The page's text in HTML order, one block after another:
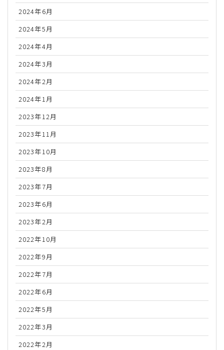
2024年6月
2024年5月
2024年4月
2024年3月
2024年2月
2024年1月
2023年12月
2023年11月
2023年10月
2023年8月
2023年7月
2023年6月
2023年2月
2022年10月
2022年9月
2022年7月
2022年6月
2022年5月
2022年3月
2022年2月